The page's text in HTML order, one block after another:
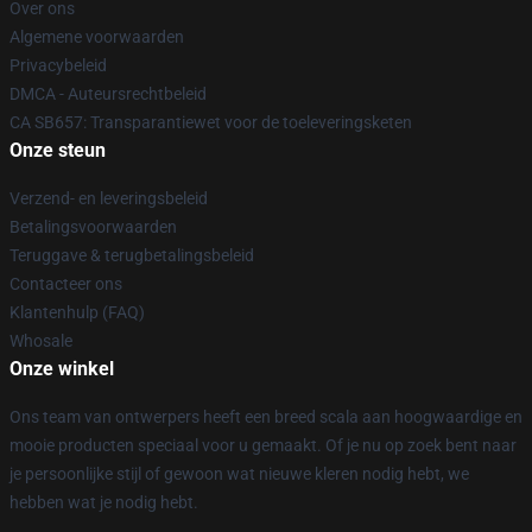
Over ons
Algemene voorwaarden
Privacybeleid
DMCA - Auteursrechtbeleid
CA SB657: Transparantiewet voor de toeleveringsketen
Onze steun
Verzend- en leveringsbeleid
Betalingsvoorwaarden
Teruggave & terugbetalingsbeleid
Contacteer ons
Klantenhulp (FAQ)
Whosale
Onze winkel
Ons team van ontwerpers heeft een breed scala aan hoogwaardige en
mooie producten speciaal voor u gemaakt. Of je nu op zoek bent naar
je persoonlijke stijl of gewoon wat nieuwe kleren nodig hebt, we
hebben wat je nodig hebt.